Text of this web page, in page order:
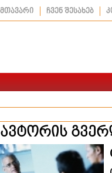
მთავარი ჩვენ შესახებ
ავტორის